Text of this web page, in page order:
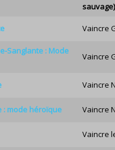
sauvage)
Vaincre
Sanglante : Mode
Vaincre
Vaincre
: mode héroïque Vaincre
Vaincre